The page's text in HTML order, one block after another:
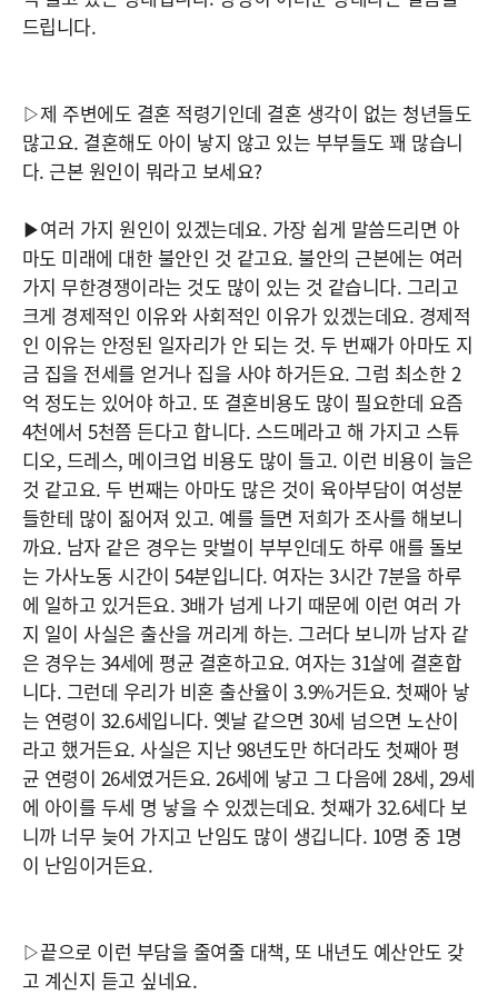
드립니다.
▷제 주변에도 결혼 적령기인데 결혼 생각이 없는 청년들도
많고요. 결혼해도 아이 낳지 않고 있는 부부들도 꽤 많습니
다. 근본 원인이 뭐라고 보세요?
▶여러 가지 원인이 있겠는데요. 가장 쉽게 말씀드리면 아
마도 미래에 대한 불안인 것 같고요. 불안의 근본에는 여러
가지 무한경쟁이라는 것도 많이 있는 것 같습니다. 그리고
크게 경제적인 이유와 사회적인 이유가 있겠는데요. 경제적
인 이유는 안정된 일자리가 안 되는 것. 두 번째가 아마도 지
금 집을 전세를 얻거나 집을 사야 하거든요. 그럼 최소한 2
억 정도는 있어야 하고. 또 결혼비용도 많이 필요한데 요즘
4천에서 5천쯤 든다고 합니다. 스드메라고 해 가지고 스튜
디오, 드레스, 메이크업 비용도 많이 들고. 이런 비용이 늘은
것 같고요. 두 번째는 아마도 많은 것이 육아부담이 여성분
들한테 많이 짊어져 있고. 예를 들면 저희가 조사를 해보니
까요. 남자 같은 경우는 맞벌이 부부인데도 하루 애를 돌보
는 가사노동 시간이 54분입니다. 여자는 3시간 7분을 하루
에 일하고 있거든요. 3배가 넘게 나기 때문에 이런 여러 가
지 일이 사실은 출산을 꺼리게 하는. 그러다 보니까 남자 같
은 경우는 34세에 평균 결혼하고요. 여자는 31살에 결혼합
니다. 그런데 우리가 비혼 출산율이 3.9%거든요. 첫째아 낳
는 연령이 32.6세입니다. 옛날 같으면 30세 넘으면 노산이
라고 했거든요. 사실은 지난 98년도만 하더라도 첫째아 평
균 연령이 26세였거든요. 26세에 낳고 그 다음에 28세, 29세
에 아이를 두세 명 낳을 수 있겠는데요. 첫째가 32.6세다 보
니까 너무 늦어 가지고 난임도 많이 생깁니다. 10명 중 1명
이 난임이거든요.
▷끝으로 이런 부담을 줄여줄 대책, 또 내년도 예산안도 갖
고 계신지 듣고 싶네요.